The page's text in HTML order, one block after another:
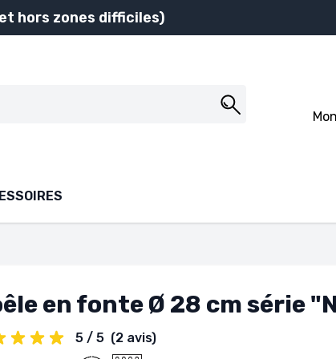
hors zones difficiles)
en fonte Ø 28 cm série
5 / 5 (2 avis)